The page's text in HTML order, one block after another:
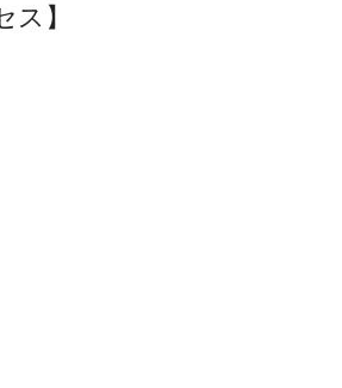
ス】